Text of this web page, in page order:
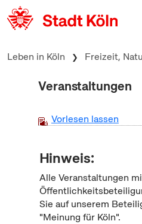
zum Inhalt springen
Leben in Köln Freizeit,
Veranstaltungen
Vorlesen lassen
Hinweis:
Alle Veranstaltungen
Sie auf unserem
"Meinung für Köln".